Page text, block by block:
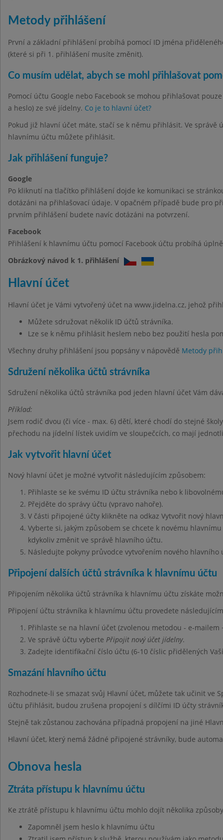
Metody přihlášení
První a základní přihlášení probíhá pomocí ID jména
(které si při 1. přihlášení musíte změnit).
Co musím udělat, abych se mohl přihlašovat
Pomocí účtu Google nebo Facebook se mohou přihlašovat
a heslo) ze své jídelny. Co je to hlavní účet?
Pokud již hlavní účet máte, stačí se k němu přihlásit. Ve
hlavnímu účtu můžete přihlásit.
Jak přihlášení funguje?
Google
Po kliknutí na tlačítko přihlášení dojde ke komunikaci se
dotázáni na přihlašovací údaje. V opačném případě bude pro
prvním přihlášení budete navíc dotázáni na potvrzení.
Facebook
Přihlášení k hlavnímu účtu pomocí Facebook účtu probíhá
Obrázkový návod k 1. přihlášení
Hlavní účet
Hlavní účet je Vámi vytvořený účet na www.jidelna.cz, jehož
Můžete sdružovat několik ID účtů strávníka.
Lze se k němu přihlásit heslem nebo bez použití hesla
Všechny druhy přihlášení jsou popsány v nápovědě Metody
Sdružení několika účtů strávníka
Sdružení několika účtů strávníka pod jeden hlavní účet Vám
Příklad:
Jsem rodič dvou (či více - max. 6) dětí, které chodí do stejné
přechodu na jídelní lístek uvidím ve sloupečcích, co mají
Jak vytvořit hlavní účet
Nový hlavní účet je možné vytvořit následujícím způsobem:
Přihlaste se ke svému ID účtu strávníka nebo k
Přejděte do správy účtu (vpravo nahoře).
V části připojené účty klikněte na odkaz Vytvořit nový
Vyberte si, jakým způsobem se chcete k novému
kdykoliv změnit ve správě hlavního účtu.
Následujte pokyny průvodce vytvořením nového hlavního
Připojení dalších účtů strávníka k hlavnímu účtu
Připojením několika účtů strávníka k hlavnímu účtu získáte
Připojení účtu strávníka k hlavnímu účtu provedete
Přihlaste se na hlavní účet (zvolenou metodou - e-mailem
Ve správě účtu vyberte Připojit nový účet jídelny.
Zadejte identifikační číslo účtu (6-10 číslic přidělených
Smazání hlavního účtu
Rozhodnete-li se smazat svůj Hlavní účet, můžete tak učinit ve
účtu přihlásit, budou zrušena propojení s dílčími ID účty
Stejně tak zůstanou zachována případná propojení na jiné
Hlavní účet, který nemá žádné připojené strávníky, bude
Obnova hesla
Ztráta přístupu k hlavnímu účtu
Ke ztrátě přístupu k hlavnímu účtu mohlo dojít několika
Zapomněl jsem heslo k hlavnímu účtu